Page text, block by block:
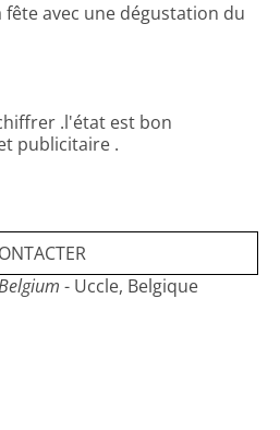
fête avec une dégustation du
.l'état est bon
publicitaire .
- Uccle, Belgique